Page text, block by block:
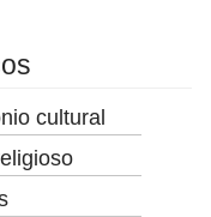
cultural